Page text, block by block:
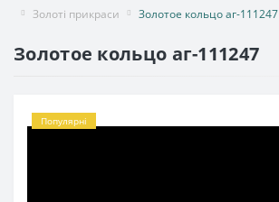
Золоті прикраси Золотое кольцо аг-111247
Золотое кольцо аг-111247
Популярні